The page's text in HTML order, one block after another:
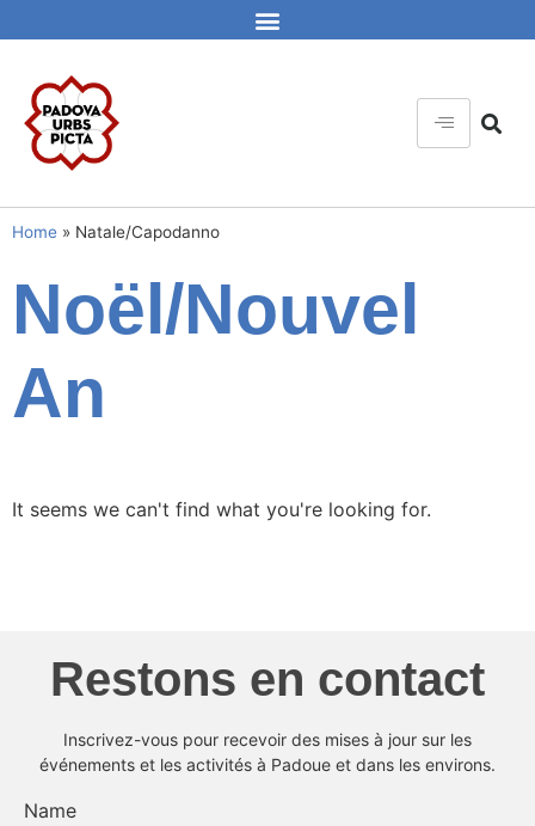
Home » Natale/Capodanno
Noël/Nouvel
An
It seems we can't find what you're looking for.
Restons en contact
Inscrivez-vous pour recevoir des mises à jour sur les
événements et les activités à Padoue et dans les environs.
Name